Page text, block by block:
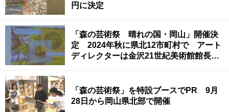
円に決定
「森の芸術祭 晴れの国・岡山」開催決
定 2024年秋に県北12市町村で アート
ディレクターは金沢21世紀美術館館長・
「森の芸術祭」を特設ブースでPR 9月
28日から岡山県北部で開催